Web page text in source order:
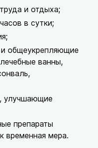
и отдыха;
в сутки;
и общеукрепляющие
ванны,
улучшающие
препараты
временная мера.